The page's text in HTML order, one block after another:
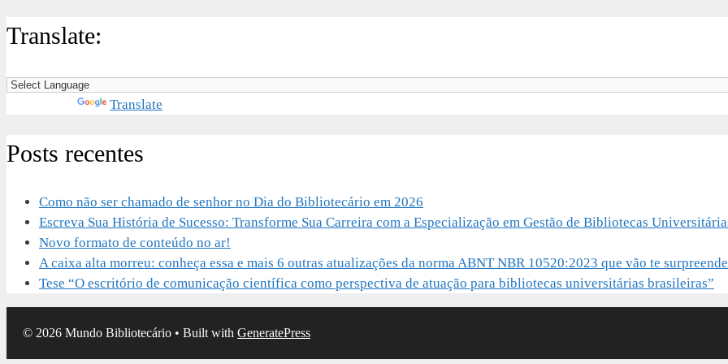
Translate:
Translate
Posts recentes
Como não ser chamado de senhor no Dia do Bibliotecário em 2026
Escreva Sua História de Sucesso: Transforme Sua Carreira com a Especialização em Gestão de Bibliotecas
Novo formato de conteúdo no ar!
A caixa alta morreu: conheça essa e mais 6 outras atualizações da norma ABNT NBR 10520:2023 que vão te
Tese “O escritório de comunicação científica como perspectiva de atuação para bibliotecas universitárias brasileiras”
© 2026 Mundo Bibliotecário • Built with GeneratePress